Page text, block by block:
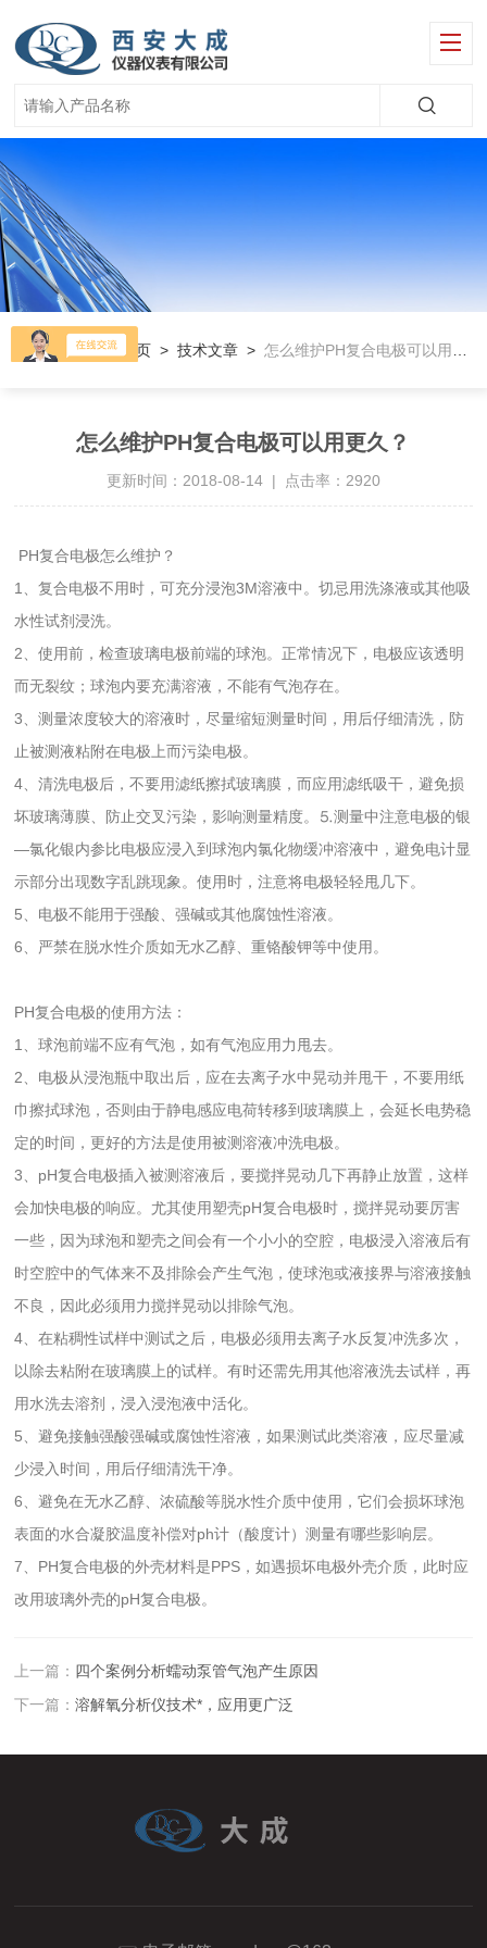
当前位置： 首页 >技术文章 >怎么维护PH复合电极可以用更久？
怎么维护PH复合电极可以用更久？
更新时间：2018-08-14 | 点击率：2920
PH复合电极怎么维护？
1、复合电极不用时，可充分浸泡3M溶液中。切忌用洗涤液或其他吸
水性试剂浸洗。
2、使用前，检查玻璃电极前端的球泡。正常情况下，电极应该透明
而无裂纹；球泡内要充满溶液，不能有气泡存在。
3、测量浓度较大的溶液时，尽量缩短测量时间，用后仔细清洗，防
止被测液粘附在电极上而污染电极。
4、清洗电极后，不要用滤纸擦拭玻璃膜，而应用滤纸吸干，避免损
坏玻璃薄膜、防止交叉污染，影响测量精度。⒌测量中注意电极的银
—氯化银内参比电极应浸入到球泡内氯化物缓冲溶液中，避免电计显
示部分出现数字乱跳现象。使用时，注意将电极轻轻甩几下。
5、电极不能用于强酸、强碱或其他腐蚀性溶液。
6、严禁在脱水性介质如无水乙醇、重铬酸钾等中使用。
PH复合电极的使用方法：
1、球泡前端不应有气泡，如有气泡应用力甩去。
2、电极从浸泡瓶中取出后，应在去离子水中晃动并甩干，不要用纸
巾擦拭球泡，否则由于静电感应电荷转移到玻璃膜上，会延长电势稳
定的时间，更好的方法是使用被测溶液冲洗电极。
3、pH复合电极插入被测溶液后，要搅拌晃动几下再静止放置，这样
会加快电极的响应。尤其使用塑壳pH复合电极时，搅拌晃动要厉害
一些，因为球泡和塑壳之间会有一个小小的空腔，电极浸入溶液后有
时空腔中的气体来不及排除会产生气泡，使球泡或液接界与溶液接触
不良，因此必须用力搅拌晃动以排除气泡。
4、在粘稠性试样中测试之后，电极必须用去离子水反复冲洗多次，
以除去粘附在玻璃膜上的试样。有时还需先用其他溶液洗去试样，再
用水洗去溶剂，浸入浸泡液中活化。
5、避免接触强酸强碱或腐蚀性溶液，如果测试此类溶液，应尽量减
少浸入时间，用后仔细清洗干净。
6、避免在无水乙醇、浓硫酸等脱水性介质中使用，它们会损坏球泡
表面的水合凝胶温度补偿对ph计（酸度计）测量有哪些影响层。
7、PH复合电极的外壳材料是PPS，如遇损坏电极外壳介质，此时应
改用玻璃外壳的pH复合电极。
上一篇： 四个案例分析蠕动泵管气泡产生原因
下一篇：溶解氧分析仪技术*，应用更广泛